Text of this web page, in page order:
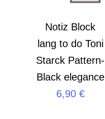
Notiz Block
lang to do Toni
Starck Pattern-
Black elegance
6,90 €